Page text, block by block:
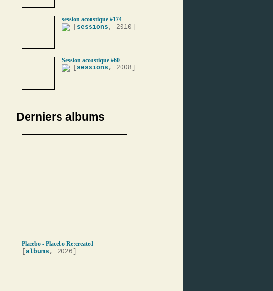
session acoustique #174
sessions , 2010]
Session acoustique #60
sessions , 2008]
Derniers albums
Placebo - Placebo Re:created
albums , 2026]